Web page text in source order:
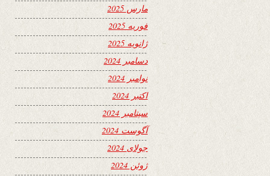
مارس 2025
فوریه 2025
ژانویه 2025
دسامبر 2024
نوامبر 2024
اکتبر 2024
سپتامبر 2024
آگوست 2024
جولای 2024
ژوئن 2024